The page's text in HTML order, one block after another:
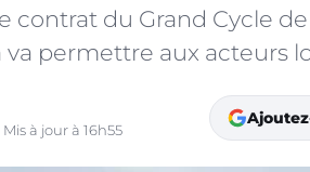
contrat du Grand Cycle de
va permettre aux acteurs
Mis à jour à 16h55